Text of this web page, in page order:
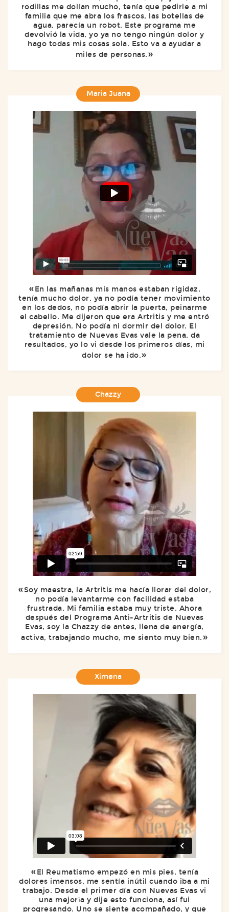
rodillas me dolían mucho, tenía que pedirle a mi
familia que me abra los frascos, las botellas de
agua, parecía un robot. Este programa me
devolvió la vida, yo ya no tengo ningún dolor y
hago todas mis cosas sola. Esto va a ayudar a
miles de personas.
Maria Juana
En las mañanas mis manos estaban rigidaz,
tenía mucho dolor, ya no podía tener movimiento
en los dedos, no podía abrir la puerta, peinarme
el cabello. Me dijeron que era Artritis y me entró
depresión. No podía ni dormir del dolor. El
tratamiento de Nuevas Evas vale la pena, da
resultados, yo lo vi desde los primeros días, mi
dolor se ha ido.
Chazzy
Soy maestra, la Artritis me hacía llorar del dolor,
no podía levantarme con facilidad estaba
frustrada. Mi familia estaba muy triste. Ahora
después del Programa Anti-Artritis de Nuevas
Evas, soy la Chazzy de antes, llena de energía,
activa, trabajando mucho, me siento muy bien.
Ximena
El Reumatismo empezó en mis pies, tenía
dolores imensos, me sentía inútil cuando iba a mi
trabajo. Desde el primer día con Nuevas Evas vi
una mejorīa y dije esto funciona, así fui
progresando. Uno se siente acompañado, y que